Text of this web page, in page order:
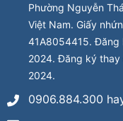
Phường Nguyễn
Việt Nam. Giấy
41A8054415. Đăng
2024. Đăng ký thay
2024.
0906.884.300